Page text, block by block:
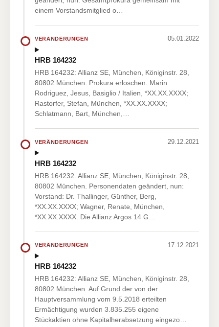
einem Vorstandsmitglied o…
VERÄNDERUNGEN 05.01.2022
HRB 164232
HRB 164232: Allianz SE, München, Königinstr. 28,
80802 München. Prokura erloschen: Marin
Rodriguez, Jesus, Basiglio / Italien, *XX.XX.XXXX;
Rastorfer, Stefan, München, *XX.XX.XXXX;
Schlatmann, Bart, München,…
VERÄNDERUNGEN 29.12.2021
HRB 164232
HRB 164232: Allianz SE, München, Königinstr. 28,
80802 München. Personendaten geändert, nun:
Vorstand: Dr. Thallinger, Günther, Berg,
*XX.XX.XXXX; Wagner, Renate, München,
*XX.XX.XXXX. Die Allianz Argos 14 G…
VERÄNDERUNGEN 17.12.2021
HRB 164232
HRB 164232: Allianz SE, München, Königinstr. 28,
80802 München. Auf Grund der von der
Hauptversammlung vom 9.5.2018 erteilten
Ermächtigung wurden 3.835.255 eigene
Stückaktien ohne Kapitalherabsetzung eingezo…